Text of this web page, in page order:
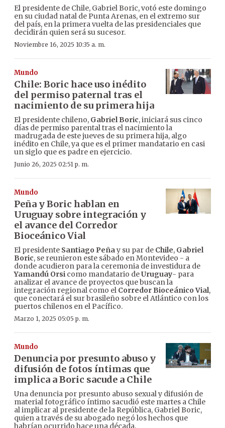
El presidente de Chile, Gabriel Boric, votó este domingo
en su ciudad natal de Punta Arenas, en el extremo sur
del país, en la primera vuelta de las presidenciales que
decidirán quien será su sucesor.
Noviembre 16, 2025 10:35 a. m.
Mundo
Chile: Boric hace uso inédito
del permiso paternal tras el
nacimiento de su primera hija
El presidente chileno, Gabriel Boric, iniciará sus cinco
días de permiso parental tras el nacimiento la
madrugada de este jueves de su primera hija, algo
inédito en Chile, ya que es el primer mandatario en casi
un siglo que es padre en ejercicio.
Junio 26, 2025 02:51 p. m.
Mundo
Peña y Boric hablan en
Uruguay sobre integración y
el avance del Corredor
Bioceánico Vial
El presidente Santiago Peñay su par de Chile, Gabriel
Boric, se reunieron este sábado en Montevideo - a
donde acudieron para la ceremonia de investidura de
Yamandú Orsi como mandatario deUruguay- para
analizar el avance de proyectos que buscan la
integración regional como el Corredor Bioceánico Vial,
que conectará el sur brasileño sobre el Atlántico con los
puertos chilenos en el Pacífico.
Marzo 1, 2025 05:05 p. m.
Mundo
Denuncia por presunto abuso y
difusión de fotos íntimas que
implica a Boric sacude a Chile
Una denuncia por presunto abuso sexual y difusión de
material fotográfico íntimo sacudió este martes a Chile
al implicar al presidente de la República, Gabriel Boric,
quien a través de su abogado negó los hechos que
habrían ocurrido hace una década.